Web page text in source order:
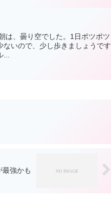
は、曇り空でした。1日ポツポツ
いので、少し歩きましょうです
...
最強かも